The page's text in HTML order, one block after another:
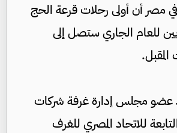
مصر أن أولى رحلات قرعة الحج
للعام الجاري ستصل إلى
عضو مجلس إدارة غرفة شركات
للاتحاد المصري للغرف